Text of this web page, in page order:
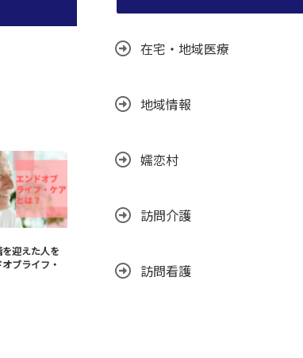
迎えた人を
ブライフ・
在宅・地域医療
地域情報
嬬恋村
訪問介護
訪問看護